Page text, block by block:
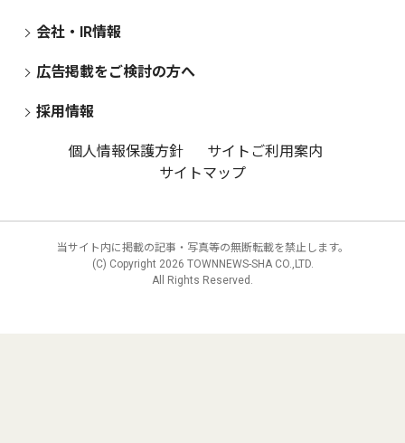
会社・IR情報
広告掲載をご検討の方へ
採用情報
個人情報保護方針
サイトご利用案内
サイトマップ
当サイト内に掲載の記事・写真等の無断転載を禁止します。
(C) Copyright 2026 TOWNNEWS-SHA CO.,LTD.
All Rights Reserved.